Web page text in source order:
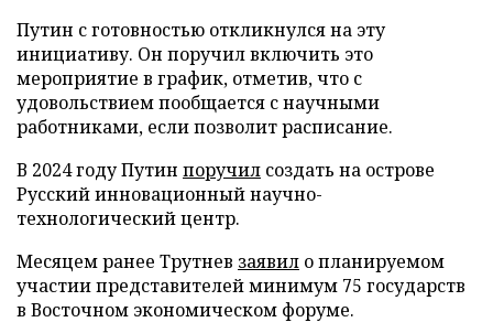
Путин с готовностью откликнулся на эту
инициативу. Он поручил включить это
мероприятие в график, отметив, что с
удовольствием пообщается с научными
работниками, если позволит расписание.
В 2024 году Путин поручил создать на острове
Русский инновационный научно-
технологический центр.
Месяцем ранее Трутнев заявил о планируемом
участии представителей минимум 75 государств
в Восточном экономическом форуме.